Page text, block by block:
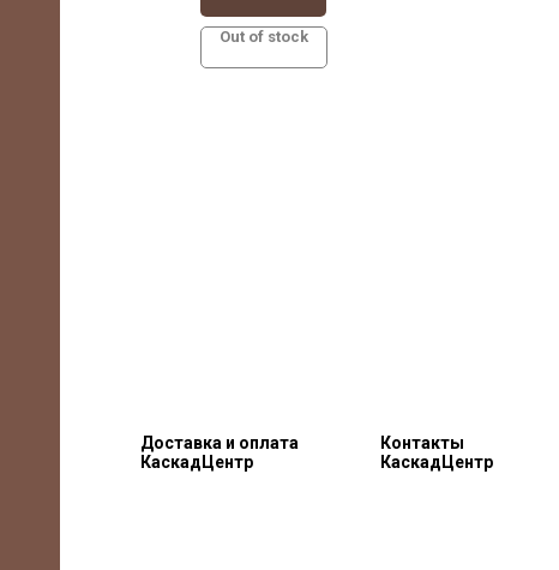
Out of stock
Доставка и оплата
КаскадЦентр
Контакты
КаскадЦентр